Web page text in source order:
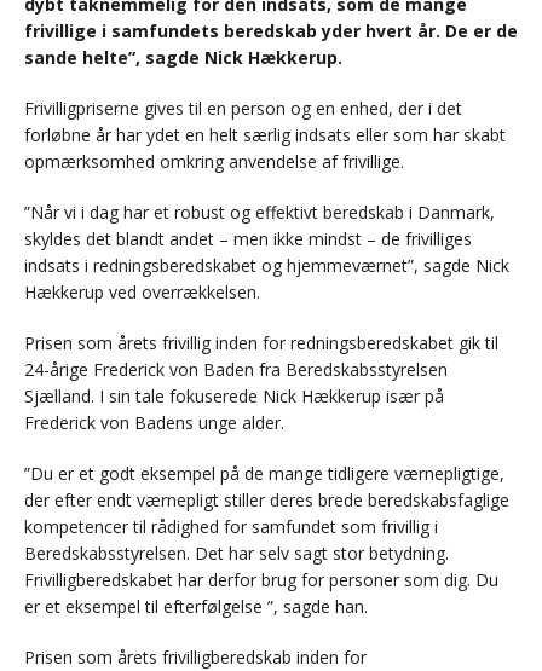
frivillige i samfundets beredskab yder hvert år. De er de
sande helte”, sagde Nick Hækkerup.
Frivilligpriserne gives til en person og en enhed, der i det
forløbne år har ydet en helt særlig indsats eller som har skabt
opmærksomhed omkring anvendelse af frivillige.
”Når vi i dag har et robust og effektivt beredskab i Danmark,
skyldes det blandt andet – men ikke mindst – de frivilliges
indsats i redningsberedskabet og hjemmeværnet”, sagde Nick
Hækkerup ved overrækkelsen.
Prisen som årets frivillig inden for redningsberedskabet gik til
24-årige Frederick von Baden fra Beredskabsstyrelsen
Sjælland. I sin tale fokuserede Nick Hækkerup især på
Frederick von Badens unge alder.
”Du er et godt eksempel på de mange tidligere værnepligtige,
der efter endt værnepligt stiller deres brede beredskabsfaglige
kompetencer til rådighed for samfundet som frivillig i
Beredskabsstyrelsen. Det har selv sagt stor betydning.
Frivilligberedskabet har derfor brug for personer som dig. Du
er et eksempel til efterfølgelse ”, sagde han.
Prisen som årets frivilligberedskab inden for